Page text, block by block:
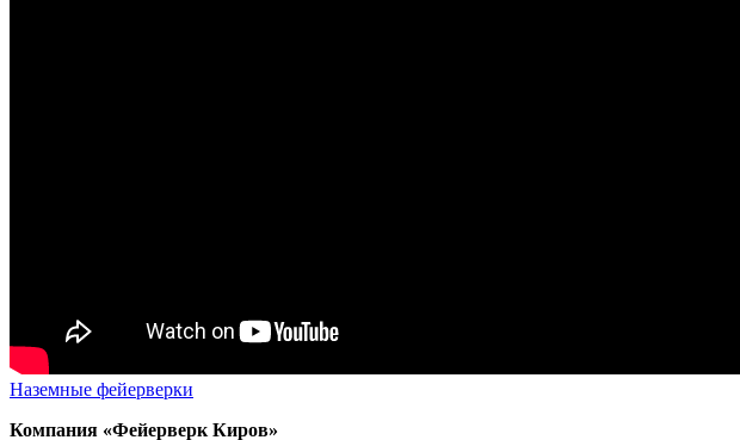
Наземные фейерверки
Компания «Фейерверк Киров»